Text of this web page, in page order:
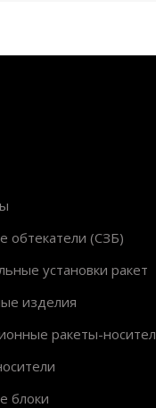
обтекатели (СЗБ)
установки ракет
изделия
ракеты-
блоки